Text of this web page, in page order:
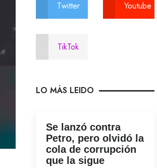
Twitter Youtube
TikTok
LO MÁS LEIDO
Se lanzó contra
Petro, pero olvidó la
cola de corrupción
que la sigue